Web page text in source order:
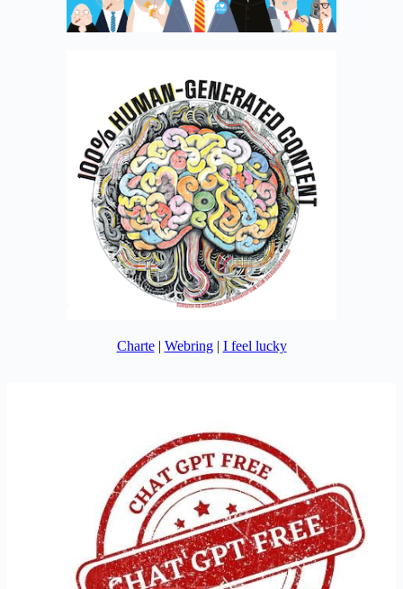
Charte| Webring| I feel lucky